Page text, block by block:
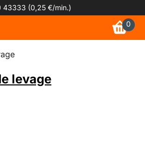
43333 (0,25 €/min.)
0
levage